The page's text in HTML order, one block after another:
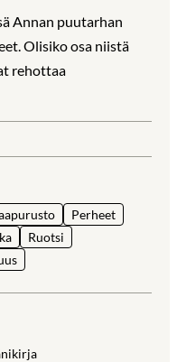
Annan puutarhan
Olisiko osa niistä
rehottaa
Perheet
Ruotsi